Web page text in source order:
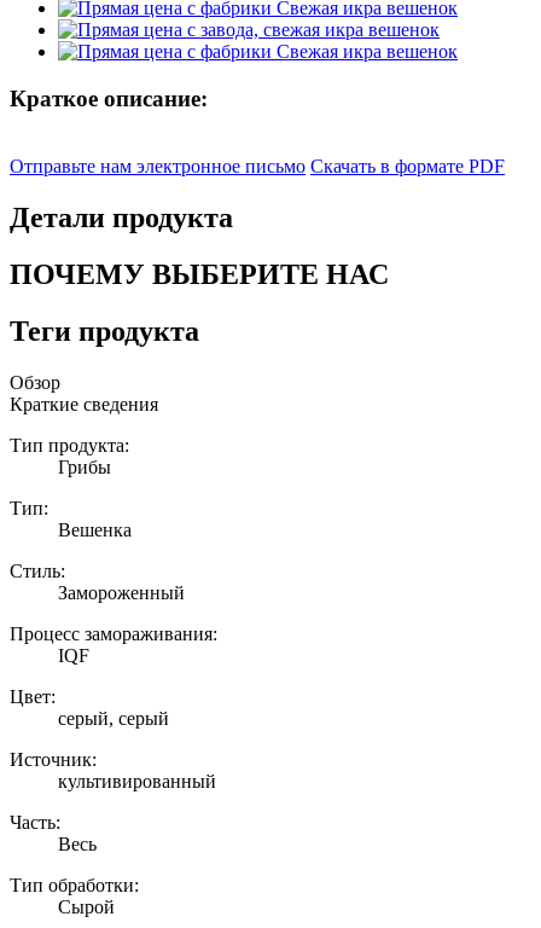
Краткое описание:
Отправьте нам электронное письмо Скачать в формате PDF
Детали продукта
ПОЧЕМУ ВЫБЕРИТЕ НАС
Теги продукта
Обзор
Краткие сведения
Тип продукта:
Грибы
Тип:
Вешенка
Стиль:
Замороженный
Процесс замораживания:
IQF
Цвет:
серый, серый
Источник:
культивированный
Часть:
Весь
Тип обработки:
Сырой